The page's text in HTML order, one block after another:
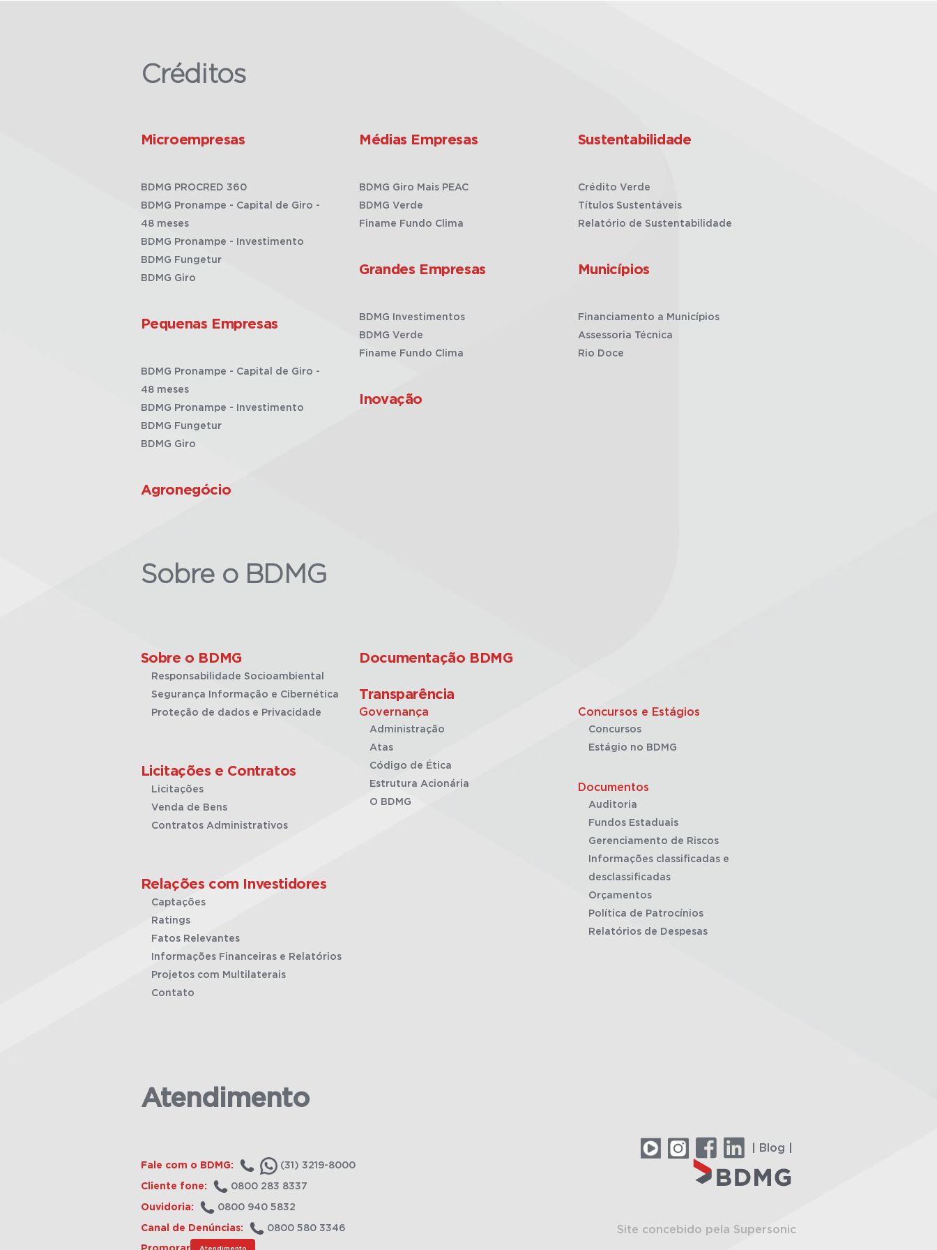
Créditos
Microempresas
BDMG PROCRED 360
BDMG Pronampe - Capital de Giro -
48 meses
BDMG Pronampe - Investimento
BDMG Fungetur
BDMG Giro
Pequenas Empresas
BDMG Pronampe - Capital de Giro -
48 meses
BDMG Pronampe - Investimento
BDMG Fungetur
BDMG Giro
Agronegócio
Médias Empresas
BDMG Giro Mais PEAC
BDMG Verde
Finame Fundo Clima
Grandes Empresas
BDMG Investimentos
BDMG Verde
Finame Fundo Clima
Inovação
Sustentabilidade
Crédito Verde
Títulos Sustentáveis
Relatório de Sustentabilidade
Municípios
Financiamento a Municípios
Assessoria Técnica
Rio Doce
Sobre o BDMG
Sobre o BDMG
Responsabilidade Socioambiental
Segurança Informação e Cibernética
Proteção de dados e Privacidade
Licitações e Contratos
Licitações
Venda de Bens
Contratos Administrativos
Relações com Investidores
Captações
Ratings
Fatos Relevantes
Informações Financeiras e Relatórios
Projetos com Multilaterais
Contato
Documentação BDMG
Transparência
Governança
Administração
Atas
Código de Ética
Estrutura Acionária
O BDMG
Concursos e Estágios
Concursos
Estágio no BDMG
Documentos
Auditoria
Fundos Estaduais
Gerenciamento de Riscos
Informações classificadas e
desclassificadas
Orçamentos
Política de Patrocínios
Relatórios de Despesas
Atendimento
Fale com o BDMG: (31) 3219-8000
Cliente fone: 0800 283 8337
Ouvidoria: 0800 940 5832
Canal de Denúncias: 0800 580 3346
Atendimento
| Blog |
Site concebido pela Supersonic